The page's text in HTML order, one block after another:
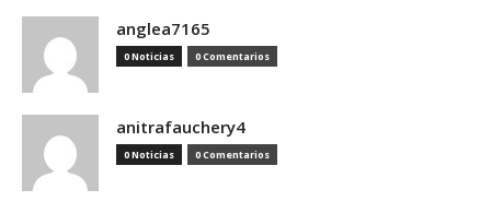
anglea7165
0 Noticias 0 Comentarios
anitrafauchery4
0 Noticias 0 Comentarios